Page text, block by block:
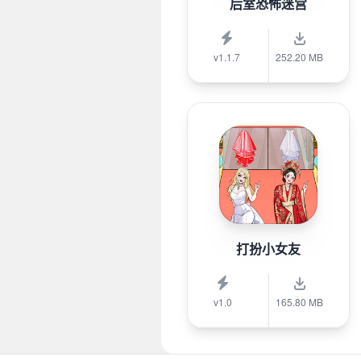
v1.1.7 252.20 MB
打扮小女友
v1.0 165.80 MB